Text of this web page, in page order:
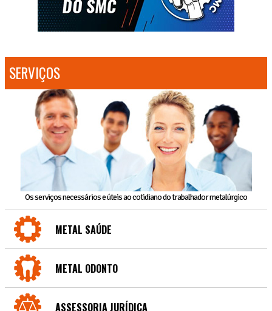
SERVIÇOS
Os serviços necessários e úteis ao cotidiano do trabalhador metalúrgico
METAL SAÚDE
METAL ODONTO
ASSESSORIA JURÍDICA